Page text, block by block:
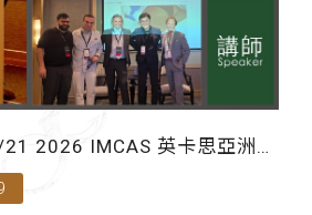
2026 IMCAS 英卡思亞洲年
師